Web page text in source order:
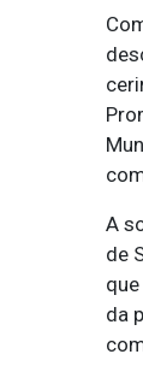
A
de
da